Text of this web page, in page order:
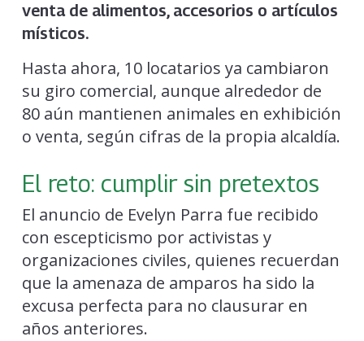
venta de alimentos, accesorios o artículos
místicos.
Hasta ahora, 10 locatarios ya cambiaron
su giro comercial, aunque alrededor de
80 aún mantienen animales en exhibición
o venta, según cifras de la propia alcaldía.
El reto: cumplir sin pretextos
El anuncio de Evelyn Parra fue recibido
con escepticismo por activistas y
organizaciones civiles, quienes recuerdan
que la amenaza de amparos ha sido la
excusa perfecta para no clausurar en
años anteriores.